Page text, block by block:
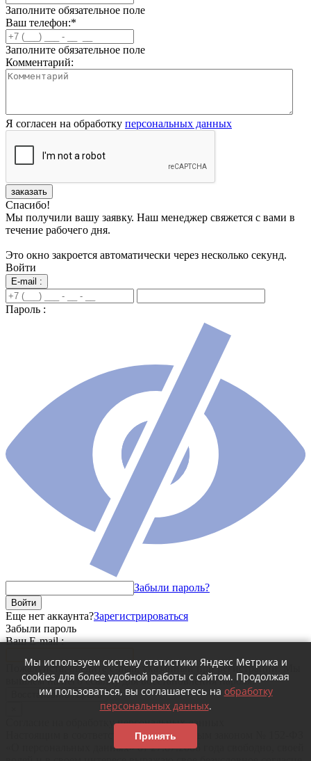
Заполните обязательное поле
Ваш телефон:*
Заполните обязательное поле
Комментарий:
Я согласен на обработку персональных данных
заказать
Спасибо!
Мы получили вашу заявку. Наш менеджер свяжется с вами в
течение рабочего дня.
Это окно закроется автоматически через несколько секунд.
Войти
E-mail :
Пароль :
Забыли пароль?
Войти
Еще нет аккаунта?Зарегистрироваться
Забыли пароль
Ваш E-mail :
Пожалуйста, введите e-mail, указанный при регистрации. Мы
вышлем на него ссылку для восстановления пароля.
Восстановить пароль
Согласие на обработку персональных данных
Настоящим в соответствии с Федеральным законом № 152-ФЗ
«О персональных данных» от 27.07.2006 года свободно, своей
Мы используем систему статистики Яндекс Метрика и
cookies для более удобной работы с сайтом. Продолжая
им пользоваться, вы соглашаетесь на обработку
персональных данных.
Принять